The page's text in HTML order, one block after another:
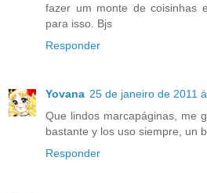
fazer um monte de coisinhas
para isso. Bjs
Responder
Yovana 25 de janeiro de 2011
Que lindos marcapáginas, me
bastante y los uso siempre, un
Responder